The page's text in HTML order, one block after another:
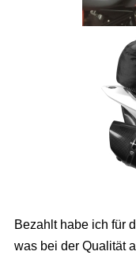
Bezahlt habe ich für
was bei der Qualität